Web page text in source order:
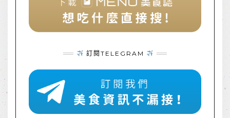
訂閱TELEGRAM